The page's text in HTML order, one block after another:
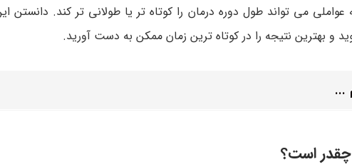
می تواند طول دوره درمان را کوتاه تر یا طولانی تر کند. دانستن
و بهترین نتیجه را در کوتاه ترین زمان ممکن به دست آورید.
...
است؟